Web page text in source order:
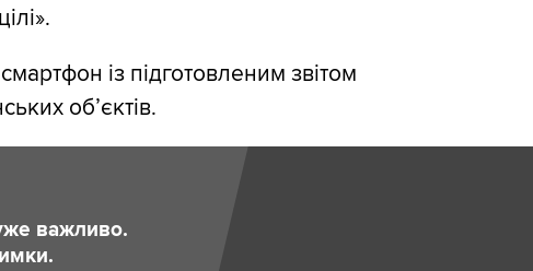
із підготовленим звітом
об’єктів.
важливо.